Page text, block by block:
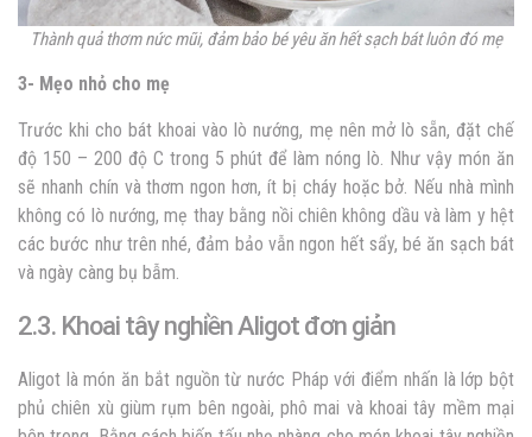
Thành quả thơm nức mũi, đảm bảo bé yêu ăn hết sạch bát luôn đó mẹ
3- Mẹo nhỏ cho mẹ
Trước khi cho bát khoai vào lò nướng, mẹ nên mở lò sẵn, đặt chế
độ 150 – 200 độ C trong 5 phút để làm nóng lò. Như vậy món ăn
sẽ nhanh chín và thơm ngon hơn, ít bị cháy hoặc bở. Nếu nhà mình
không có lò nướng, mẹ thay bằng nồi chiên không dầu và làm y hệt
các bước như trên nhé, đảm bảo vẫn ngon hết sẩy, bé ăn sạch bát
và ngày càng bụ bẫm.
2.3. Khoai tây nghiền Aligot đơn giản
Aligot là món ăn bắt nguồn từ nước Pháp với điểm nhấn là lớp bột
phủ chiên xù giùm rụm bên ngoài, phô mai và khoai tây mềm mại